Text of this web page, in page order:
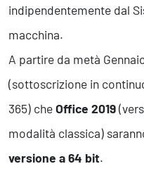
indipendentemente dal
macchina.
A partire da metà
(sottoscrizione in
365) cheOffice 2019
modalità classica)
versione a 64 bit.